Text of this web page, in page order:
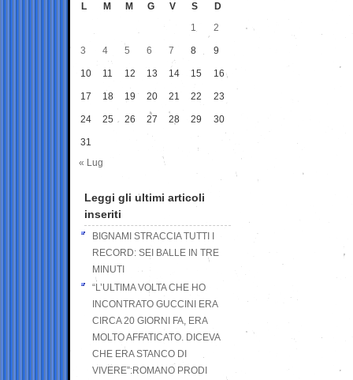
L M M G V S
D
1
2
3 4 5 6 7 8 9
10 11 12 13 14 15 16
17 18 19 20 21 22 23
24 25 26 27 28 29 30
31
« Lug
Leggi gli ultimi articoli
inseriti
BIGNAMI STRACCIA TUTTI I
RECORD: SEI BALLE IN TRE
MINUTI
“L’ULTIMA VOLTA CHE HO
INCONTRATO GUCCINI ERA
CIRCA 20 GIORNI FA, ERA
MOLTO AFFATICATO. DICEVA
CHE ERA STANCO DI
VIVERE”:ROMANO PRODI